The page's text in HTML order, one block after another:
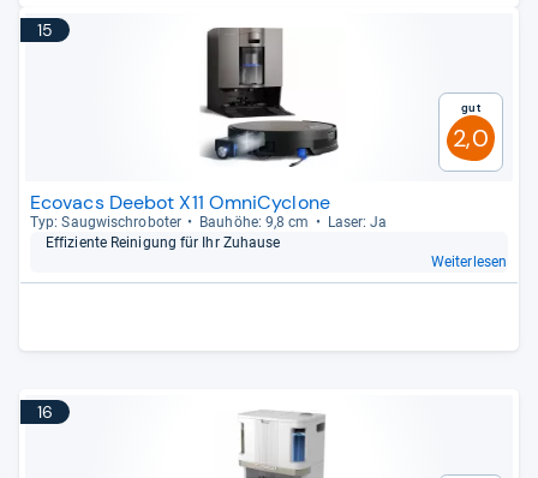
15
Gut
2,0
Ecovacs Deebot X11 OmniCyclone
Typ: Saug­wisch­ro­bo­ter Bau­höhe: 9,8 cm
Laser: Ja
Effi­zi­ente Rei­ni­gung für Ihr Zuhause
Weiterlesen
16